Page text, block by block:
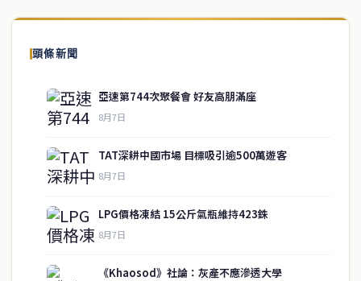
頭條新聞
亞速第744次聚餐會 好友高朋滿座
8月7日
TAT深耕中國市場 目標吸引逾500萬遊客
8月7日
LPG價格凍結 15公斤氣瓶維持423銖
8月7日
《Khaosod》社論：灰產不應滲透大學